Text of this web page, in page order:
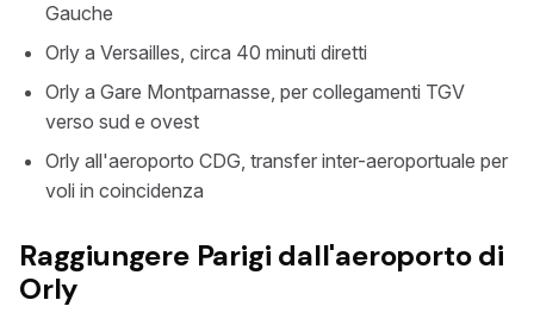
Gauche
Orly a Versailles, circa 40 minuti diretti
Orly a Gare Montparnasse, per collegamenti TGV
verso sud e ovest
Orly all'aeroporto CDG, transfer inter-aeroportuale per
voli in coincidenza
Raggiungere Parigi dall'aeroporto di
Orly